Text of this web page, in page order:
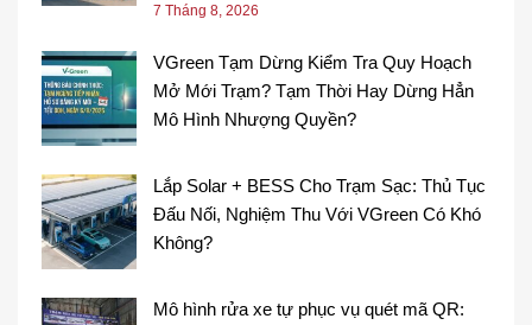
7 Tháng 8, 2026
VGreen Tạm Dừng Kiểm Tra Quy Hoạch
Mở Mới Trạm? Tạm Thời Hay Dừng Hẳn
Mô Hình Nhượng Quyền?
Lắp Solar + BESS Cho Trạm Sạc: Thủ Tục
Đấu Nối, Nghiệm Thu Với VGreen Có Khó
Không?
Mô hình rửa xe tự phục vụ quét mã QR: